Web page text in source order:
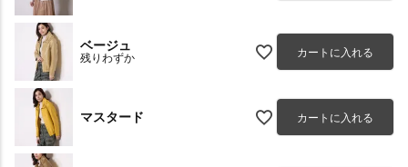
ベージュ
残りわずか カートに入れる
マスタード カートに入れる